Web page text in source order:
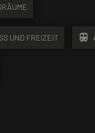
UND FREIZEIT train